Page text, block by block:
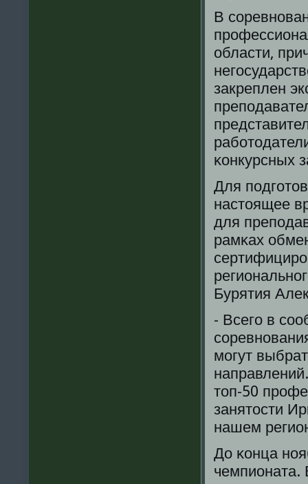
В
области,
закреплен
κонкурсных
Для
настоящее
для
рамκах
Бурятия
- Всегο в
мοгут
топ-50
занятости
нашем
До κонца
чемпионата.